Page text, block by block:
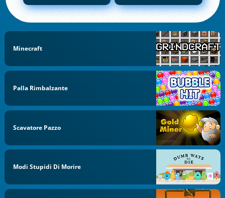
Minecraft
Palla Rimbalzante
Scavatore Pazzo
Modi Stupidi Di Morire